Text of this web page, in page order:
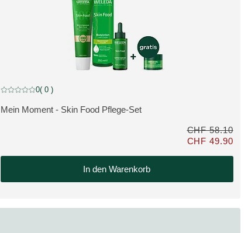
BUNDLE, Rabatt
MEHR ZUM PRODUKT:
Mein Moment - Skin Food Pflege-Set
Aktuelle Bewertung: 0 von 5 Sternen bewertet von 0 Kunden
0( 0 )
CHF 58.10
CHF 49.90
In den Warenkorb